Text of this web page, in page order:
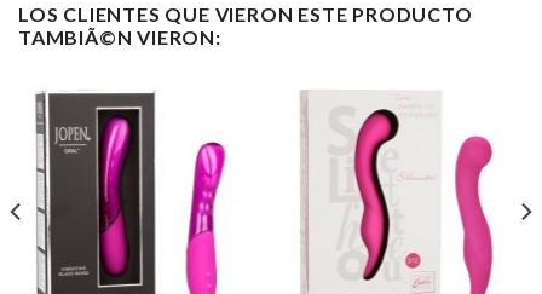
LOS CLIENTES QUE VIERON ESTE PRODUCTO
TAMBIÃ©N VIERON: